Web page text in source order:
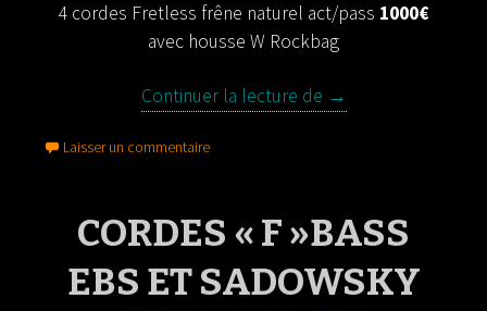
4 cordes Fretless frêne naturel act/pass 1000€
avec housse W Rockbag
Continuer la lecture de Warwick Corvette
→
Laisser un commentaire
CORDES « F »BASS
EBS ET SADOWSKY